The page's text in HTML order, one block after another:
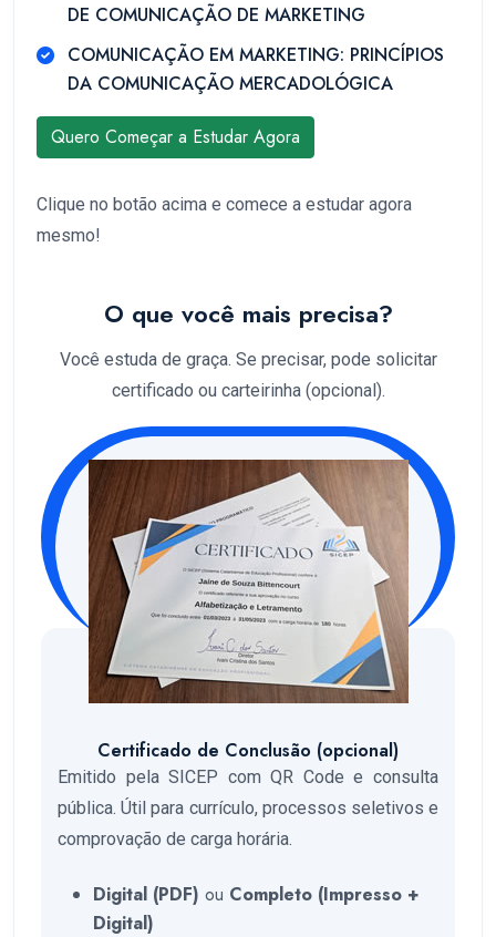
DE COMUNICAÇÃO DE MARKETING
COMUNICAÇÃO EM MARKETING: PRINCÍPIOS
DA COMUNICAÇÃO MERCADOLÓGICA
Quero Começar a Estudar Agora
Clique no botão acima e comece a estudar agora
mesmo!
O que você mais precisa?
Você estuda de graça. Se precisar, pode solicitar
certificado ou carteirinha (opcional).
Certificado de Conclusão (opcional)
Emitido pela SICEP com QR Code e consulta
pública. Útil para currículo, processos seletivos e
comprovação de carga horária.
Digital (PDF) ou Completo (Impresso +
Digital)